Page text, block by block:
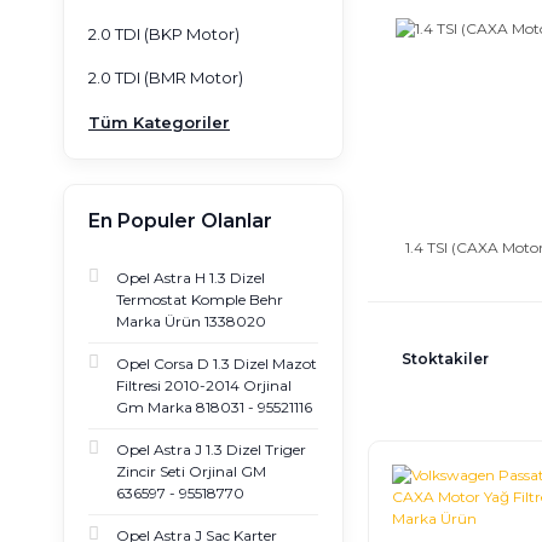
2.0 TDI (BKP Motor)
2.0 TDI (BMR Motor)
Tüm Kategoriler
En Populer Olanlar
Opel Astra H 1.3 Dizel
Termostat Komple Behr
Marka Ürün 1338020
Opel Corsa D 1.3 Dizel Mazot
Filtresi 2010-2014 Orjinal
Gm Marka 818031 - 95521116
Opel Astra J 1.3 Dizel Triger
Zincir Seti Orjinal GM
636597 - 95518770
Opel Astra J Sac Karter
1.4 TSI (CAXA
Stoktakiler